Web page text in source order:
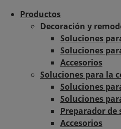
Productos
Decoración y
Soluciones
Soluciones
Accesorios
Soluciones para la
Soluciones
Soluciones
Preparador de
Accesorios